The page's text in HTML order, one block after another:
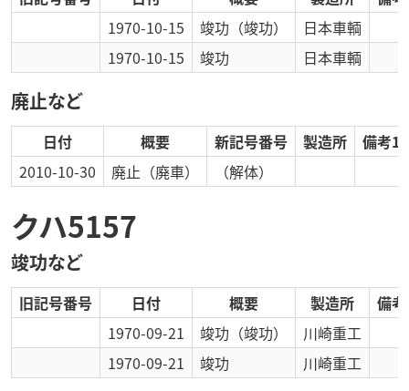
1970-10-15
竣功 （竣功）
日本車輌
1970-10-15
竣功 日本車輌
廃止など
日付 概要 新記号番号 製造所
備考1
2010-10-30
廃止 （廃車） （解体）
クハ5157
竣功など
旧記号番号 日付 概要 製造所
備
1970-09-21
竣功 （竣功）
川崎重工
1970-09-21
竣功 川崎重工